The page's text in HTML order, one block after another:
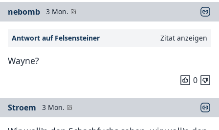
nebomb 3 Mon.
Antwort auf Felsensteiner Zitat anzeigen
Wayne?
0
Stroem 3 Mon.